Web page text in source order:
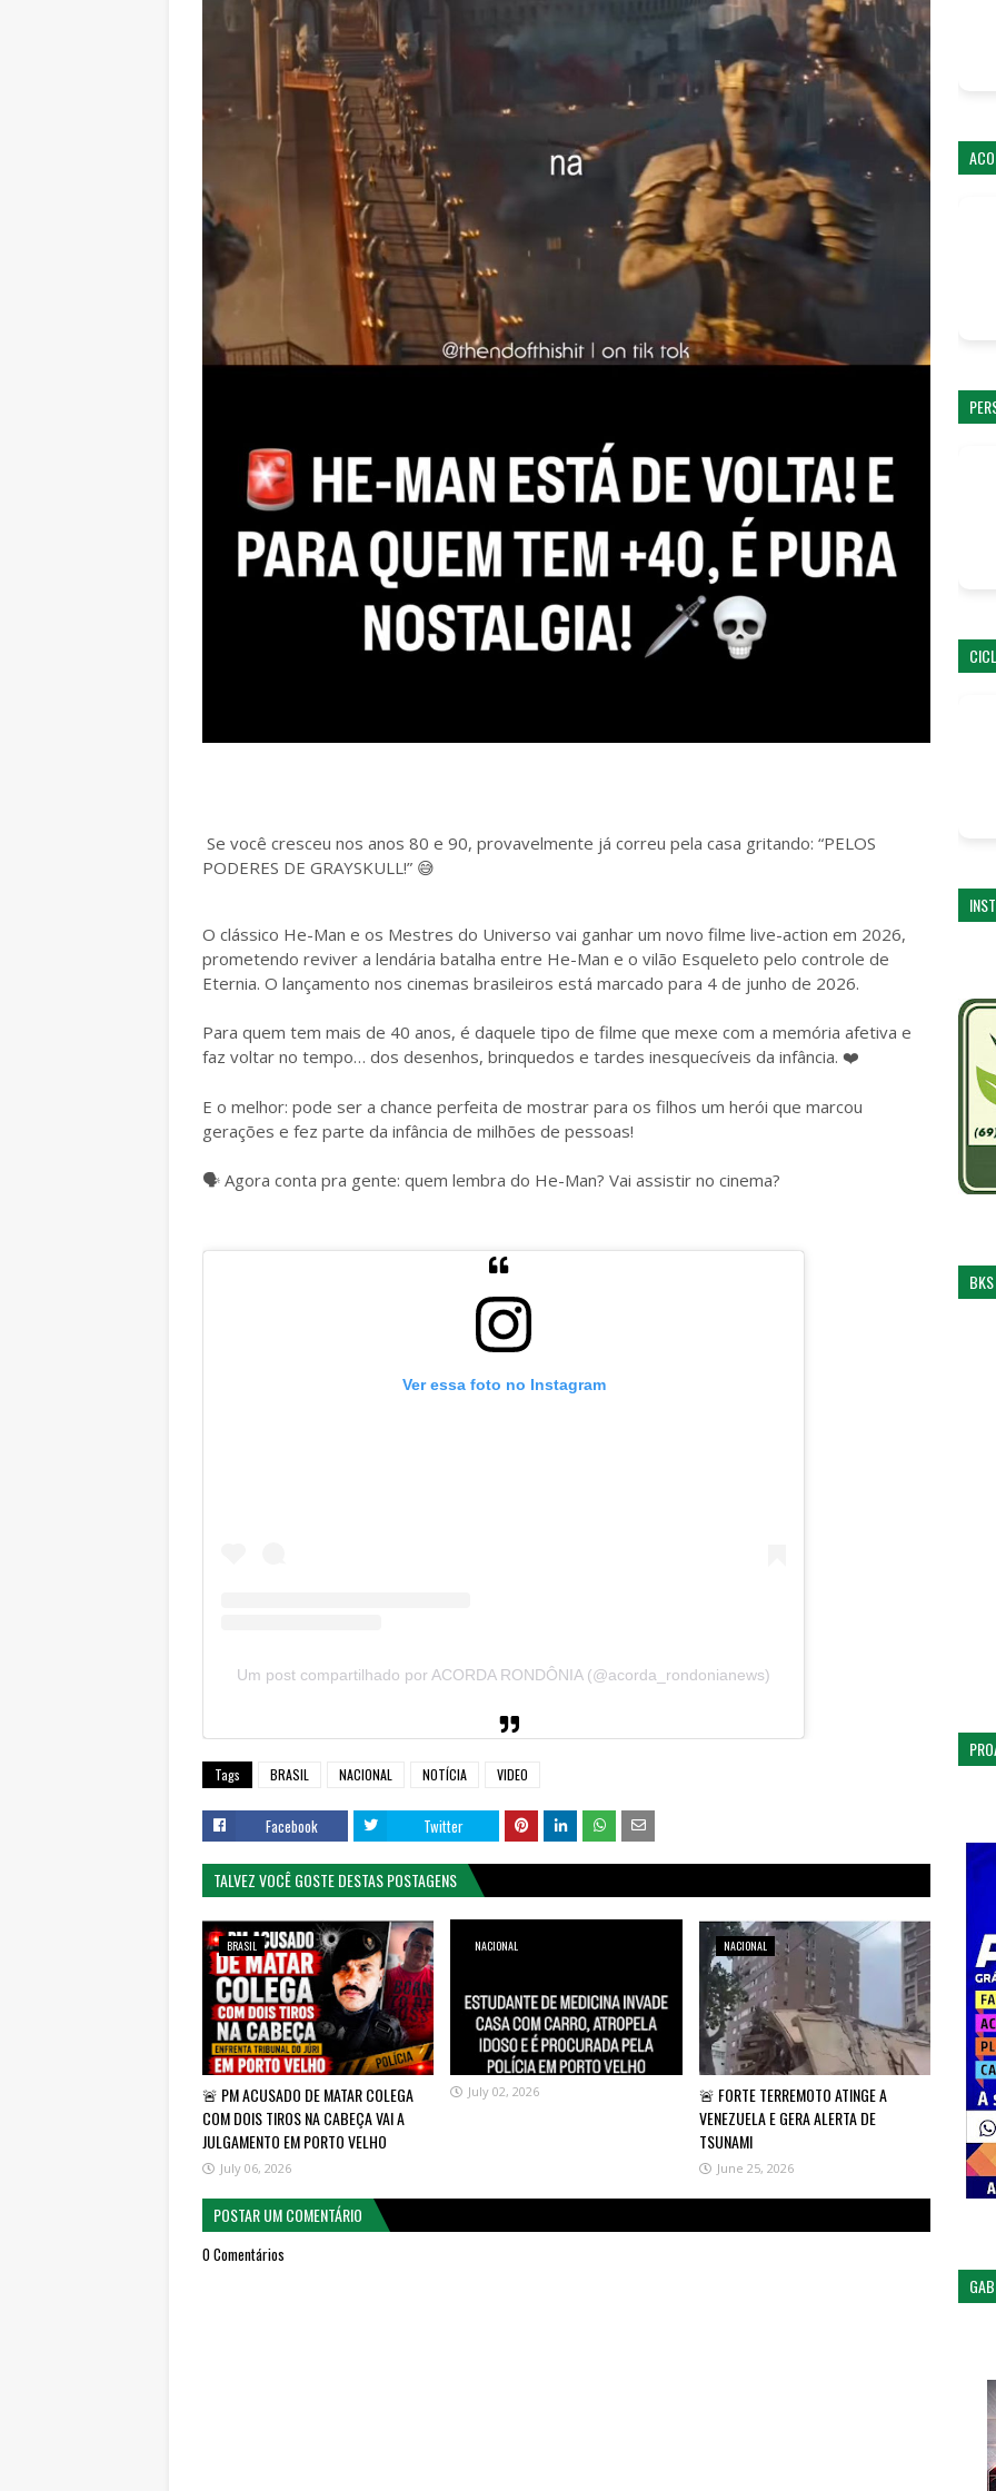
Se você cresceu nos anos 80 e 90, provavelmente já correu pela casa gritando: “PELOS
PODERES DE GRAYSKULL!” 😅
O clássico He-Man e os Mestres do Universo vai ganhar um novo filme live-action em 2026,
prometendo reviver a lendária batalha entre He-Man e o vilão Esqueleto pelo controle de
Eternia. O lançamento nos cinemas brasileiros está marcado para 4 de junho de 2026.
Para quem tem mais de 40 anos, é daquele tipo de filme que mexe com a memória afetiva e
faz voltar no tempo… dos desenhos, brinquedos e tardes inesquecíveis da infância. ❤️
E o melhor: pode ser a chance perfeita de mostrar para os filhos um herói que marcou
gerações e fez parte da infância de milhões de pessoas!
🗣️ Agora conta pra gente: quem lembra do He-Man? Vai assistir no cinema?
Ver essa foto no Instagram
Um post compartilhado por ACORDA RONDÔNIA (@acorda_rondonianews)
Tags BRASIL NACIONAL NOTÍCIA VIDEO
Facebook Twitter
TALVEZ VOCÊ GOSTE DESTAS POSTAGENS
BRASIL
🚨 PM ACUSADO DE MATAR COLEGA
COM DOIS TIROS NA CABEÇA VAI A
JULGAMENTO EM PORTO VELHO
July 06, 2026
NACIONAL
July 02, 2026
NACIONAL
🚨 FORTE TERREMOTO ATINGE A
VENEZUELA E GERA ALERTA DE
TSUNAMI
June 25, 2026
POSTAR UM COMENTÁRIO
0 Comentários